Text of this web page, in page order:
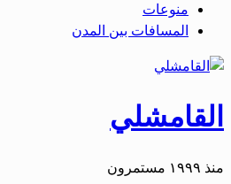
منوعات
المسافات بين المدن
القامشلي
منذ ١٩٩٩ مستمرون